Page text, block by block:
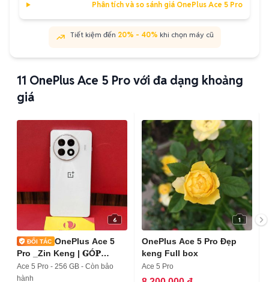
Phân tích và so sánh giá OnePlus Ace 5 Pro
Tiết kiệm đến 20% - 40% khi chọn máy cũ
11 OnePlus Ace 5 Pro với đa dạng khoảng
giá
6
OnePlus Ace 5
Pro _Zin Keng | 𝐆Ó𝐏
𝐎𝐍𝐋𝐈𝐍𝐄
Ace 5 Pro - 256 GB - Còn bảo
hành
1
OnePlus Ace 5 Pro Đẹp
keng Full box
Ace 5 Pro